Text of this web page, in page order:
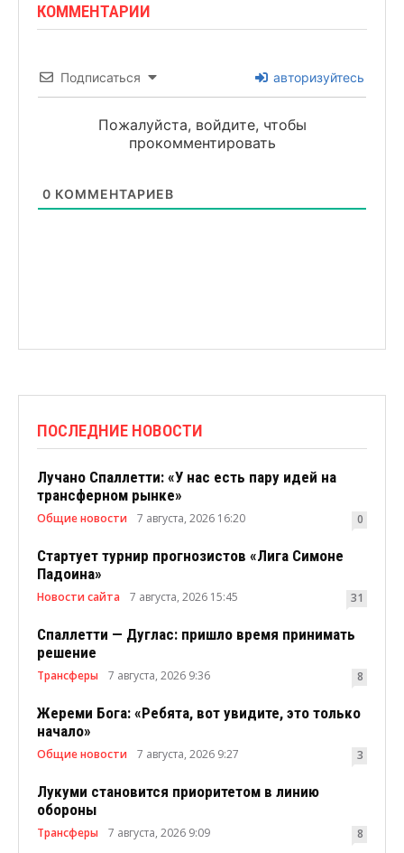
КОММЕНТАРИИ
Подписаться авторизуйтесь
Пожалуйста, войдите, чтобы
прокомментировать
0 КОММЕНТАРИЕВ
ПОСЛЕДНИЕ НОВОСТИ
Лучано Спаллетти: «У нас есть пару идей на
трансферном рынке»
Общие новости 7 августа, 2026 16:20 0
Стартует турнир прогнозистов «Лига Симоне
Падоина»
Новости сайта 7 августа, 2026 15:45 31
Спаллетти — Дуглас: пришло время принимать
решение
Трансферы 7 августа, 2026 9:36 8
Жереми Бога: «Ребята, вот увидите, это только
начало»
Общие новости 7 августа, 2026 9:27 3
Лукуми становится приоритетом в линию
обороны
Трансферы 7 августа, 2026 9:09 8